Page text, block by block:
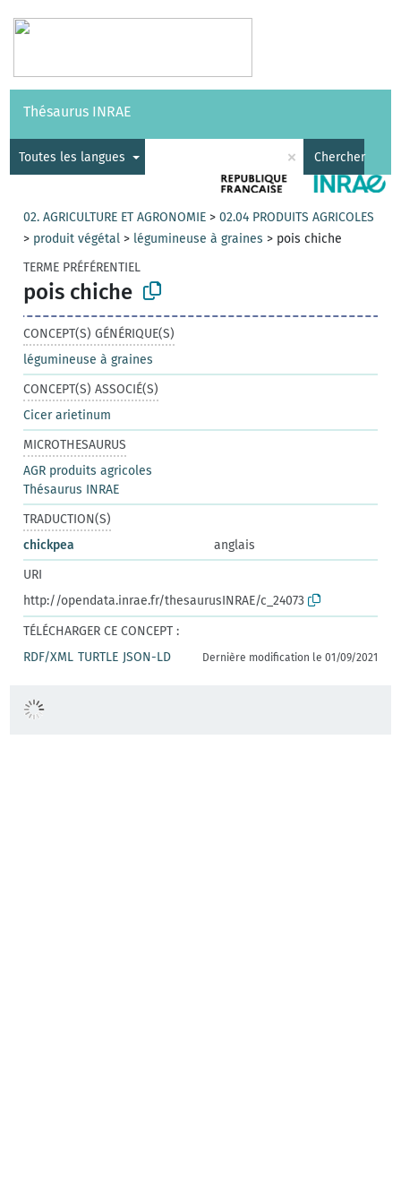
Vocabulaires API
Thésaurus INRAE
Toutes les langues × Chercher
02. AGRICULTURE ET AGRONOMIE >02.04 PRODUITS AGRICOLES
> produit végétal > légumineuse à graines > pois chiche
TERME PRÉFÉRENTIEL
pois chiche
CONCEPT(S) GÉNÉRIQUE(S)
légumineuse à graines
CONCEPT(S) ASSOCIÉ(S)
Cicer arietinum
MICROTHESAURUS
AGR produits agricoles
Thésaurus INRAE
TRADUCTION(S)
chickpea
anglais
URI
http://opendata.inrae.fr/thesaurusINRAE/c_24073
TÉLÉCHARGER CE CONCEPT :
RDF/XML TURTLE JSON-LD Dernière modification le 01/09/2021